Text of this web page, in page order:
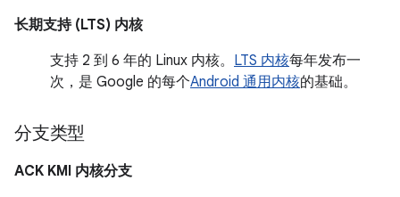
长期支持 (LTS) 内核
支持 2 到 6 年的 Linux 内核。 LTS 内核每年发布一
次，是 Google 的每个Android 通用内核的基础。
分支类型
ACK KMI 内核分支